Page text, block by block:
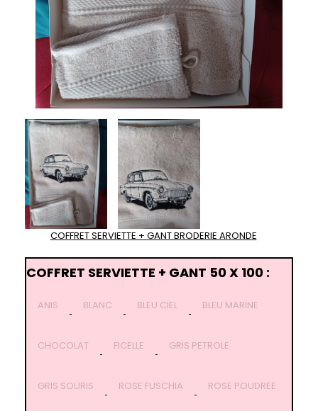
COFFRET SERVIETTE + GANT BRODERIE ARONDE
COFFRET SERVIETTE + GANT 50 X 100 :
ANIS BLANC BLEU CIEL BLEU MARINE
CHOCOLAT FICELLE GRIS PETROLE
GRIS SOURIS ROSE FUSCHIA ROSE POUDREE